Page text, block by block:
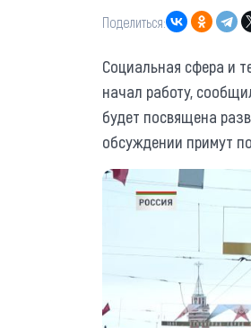
Поделиться:
Социальная сфера и
начал работу,
будет посвящена
обсуждении примут